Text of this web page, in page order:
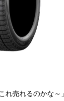
れ売れるのかな